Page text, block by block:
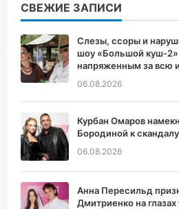
СВЕЖИЕ ЗАПИСИ
Слезы, ссоры и
шоу «Большой куш-
напряженным за всю
06.08.2026
Курбан Омаров
Бородиной к
06.08.2026
Анна Пересильд
Дмитриенко на